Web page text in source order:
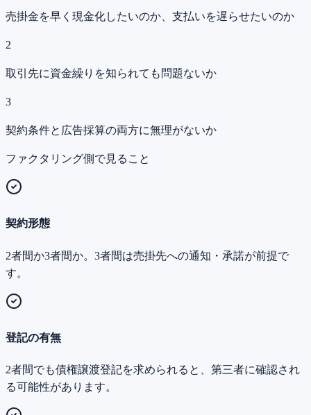
売掛金を早く現金化したいのか、支払いを遅らせたいのか
2
取引先に資金繰りを知られても問題ないか
3
契約条件と広告採算の両方に無理がないか
ファクタリング側で見ること
契約形態
2者間か3者間か。3者間は売掛先への通知・承諾が前提で
す。
登記の有無
2者間でも債権譲渡登記を求められると、第三者に確認され
る可能性があります。